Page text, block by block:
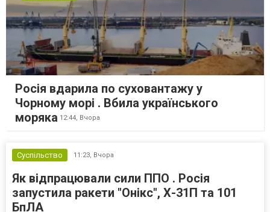
Росія вдарила по суховантажу у
Чорному морі . Вбила українського
моряка 12:44, Вчора
Суспільство 11:23, Вчора
Як відпрацювали сили ППО . Росія
запустила ракети "Онікс", Х-31П та 101
БпЛА